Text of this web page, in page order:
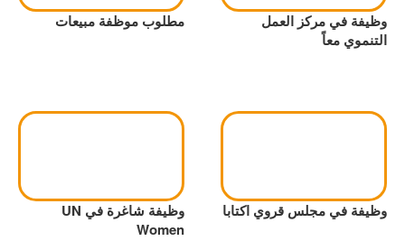
وظيفة في مركز العمل
التنموي معاً
مطلوب موظفة مبيعات
وظيفة في مجلس قروي اكتابا
وظيفة شاغرة في UN
Women